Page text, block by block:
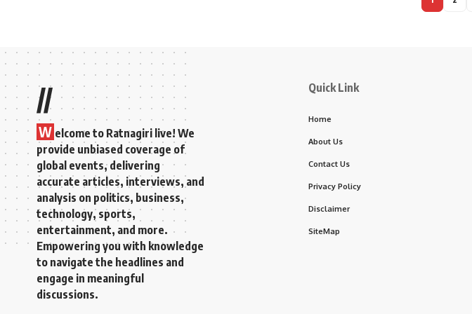
//
W elcome to Ratnagiri live! We
provide unbiased coverage of
global events, delivering
accurate articles, interviews, and
analysis on politics, business,
technology, sports,
entertainment, and more.
Empowering you with knowledge
to navigate the headlines and
engage in meaningful
discussions.
Quick Link
Home
About Us
Contact Us
Privacy Policy
Disclaimer
SiteMap